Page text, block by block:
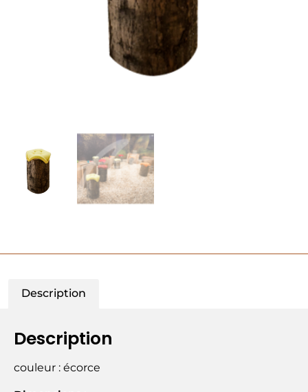
Description
Description
couleur : écorce